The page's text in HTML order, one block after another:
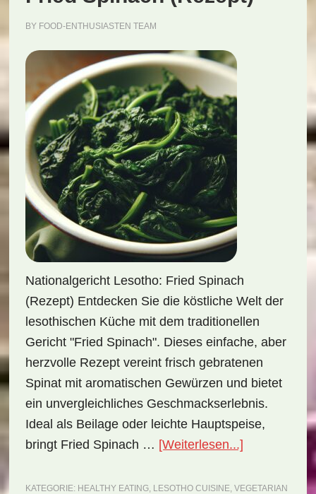
BY FOOD-ENTHUSIASTEN TEAM
Nationalgericht Lesotho: Fried Spinach
(Rezept) Entdecken Sie die köstliche Welt der
lesothischen Küche mit dem traditionellen
Gericht "Fried Spinach". Dieses einfache, aber
herzvolle Rezept vereint frisch gebratenen
Spinat mit aromatischen Gewürzen und bietet
ein unvergleichliches Geschmackserlebnis.
Ideal als Beilage oder leichte Hauptspeise,
bringt Fried Spinach … [Weiterlesen...]
Fried
KATEGORIE: HEALTHY EATING, LESOTHO CUISINE, VEGETARIAN